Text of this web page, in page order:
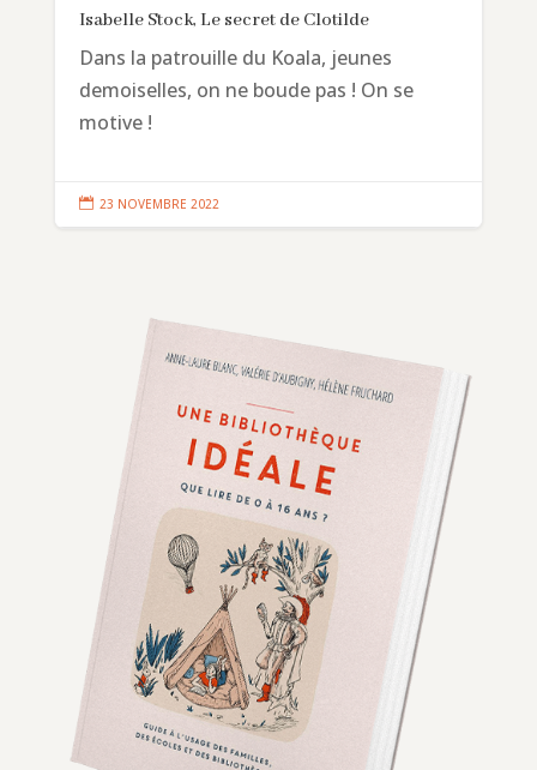
Isabelle Stock, Le secret de Clotilde
Dans la patrouille du Koala, jeunes
demoiselles, on ne boude pas ! On se
motive !
 23 NOVEMBRE 2022